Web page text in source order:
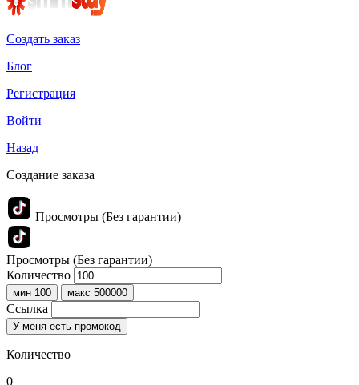
Создать заказ
Блог
Регистрация
Войти
Назад
Создание заказа
Просмотры (Без гарантии)
Просмотры (Без гарантии)
Количество
мин 100 макс 500000
Ссылка
У меня есть промокод
Количество
0